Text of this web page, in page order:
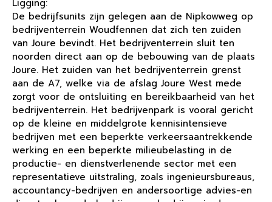
Ligging:
De bedrijfsunits zijn gelegen aan de Nipkowweg op
bedrijventerrein Woudfennen dat zich ten zuiden
van Joure bevindt. Het bedrijventerrein sluit ten
noorden direct aan op de bebouwing van de plaats
Joure. Het zuiden van het bedrijventerrein grenst
aan de A7, welke via de afslag Joure West mede
zorgt voor de ontsluiting en bereikbaarheid van het
bedrijventerrein. Het bedrijvenpark is vooral gericht
op de kleine en middelgrote kennisintensieve
bedrijven met een beperkte verkeersaantrekkende
werking en een beperkte milieubelasting in de
productie- en dienstverlenende sector met een
representatieve uitstraling, zoals ingenieursbureaus,
accountancy-bedrijven en andersoortige advies-en